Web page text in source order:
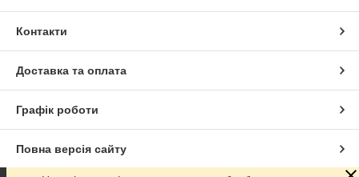
Контакти
Доставка та оплата
Графік роботи
Повна версія сайту